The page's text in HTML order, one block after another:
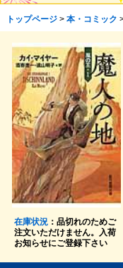
トップページ> 本・コミック
在庫状況：品切れのためご
注文いただけません。入荷
お知らせにご登録下さい